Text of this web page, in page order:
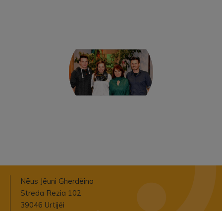
Nëus Jëuni Gherdëina
Streda Rezia 102
39046 Urtijëi